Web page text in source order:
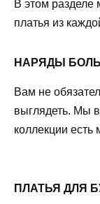
В этом
платья из
НАРЯДЫ
Вам не
выглядеть. Мы
коллекции есть
ПЛАТЬЯ ДЛЯ